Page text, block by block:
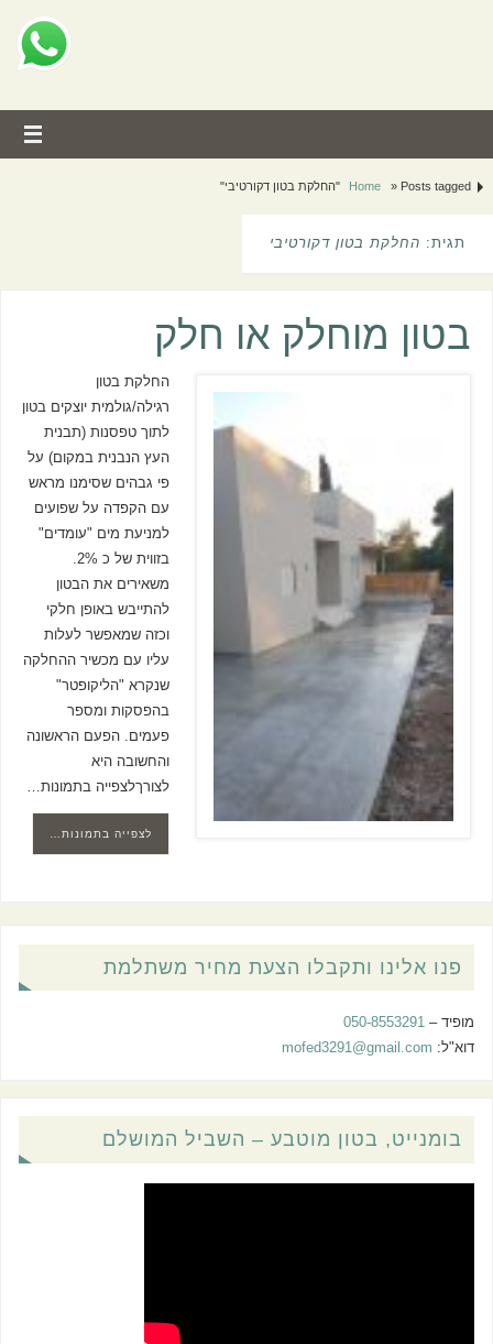
Home » Posts tagged "החלקת בטון דקורטיבי"
תגית: החלקת בטון דקורטיבי
בטון מוחלק או חלק
החלקת בטון
רגילה/גולמית יוצקים בטון
לתוך טפסנות (תבנית
העץ הנבנית במקום) על
פי גבהים שסימנו מראש
עם הקפדה על שפועים
למניעת מים "עומדים"
בזווית של כ 2%.
משאירים את הבטון
להתייבש באופן חלקי
וכזה שמאפשר לעלות
עליו עם מכשיר ההחלקה
שנקרא "הליקופטר"
בהפסקות ומספר
פעמים. הפעם הראשונה
והחשובה היא
לצורךלצפייה בתמונות…
לצפייה בתמונות…
פנו אלינו ותקבלו הצעת מחיר משתלמת
מופיד –050-8553291
דוא"ל: mofed3291@gmail.com
בומנייט, בטון מוטבע – השביל המושלם